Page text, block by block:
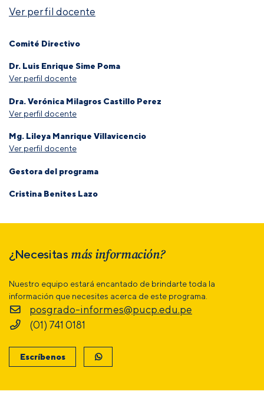
Ver perfil docente
Comité Directivo
Dr. Luis Enrique Sime Poma
Ver perfil docente
Dra. Verónica Milagros Castillo Perez
Ver perfil docente
Mg. Lileya Manrique Villavicencio
Ver perfil docente
Gestora del programa
Cristina Benites Lazo
¿Necesitas más información?
Nuestro equipo estará encantado de brindarte toda la
información que necesites acerca de este programa.
posgrado-informes@pucp.edu.pe
(01) 741 0181
Escríbenos